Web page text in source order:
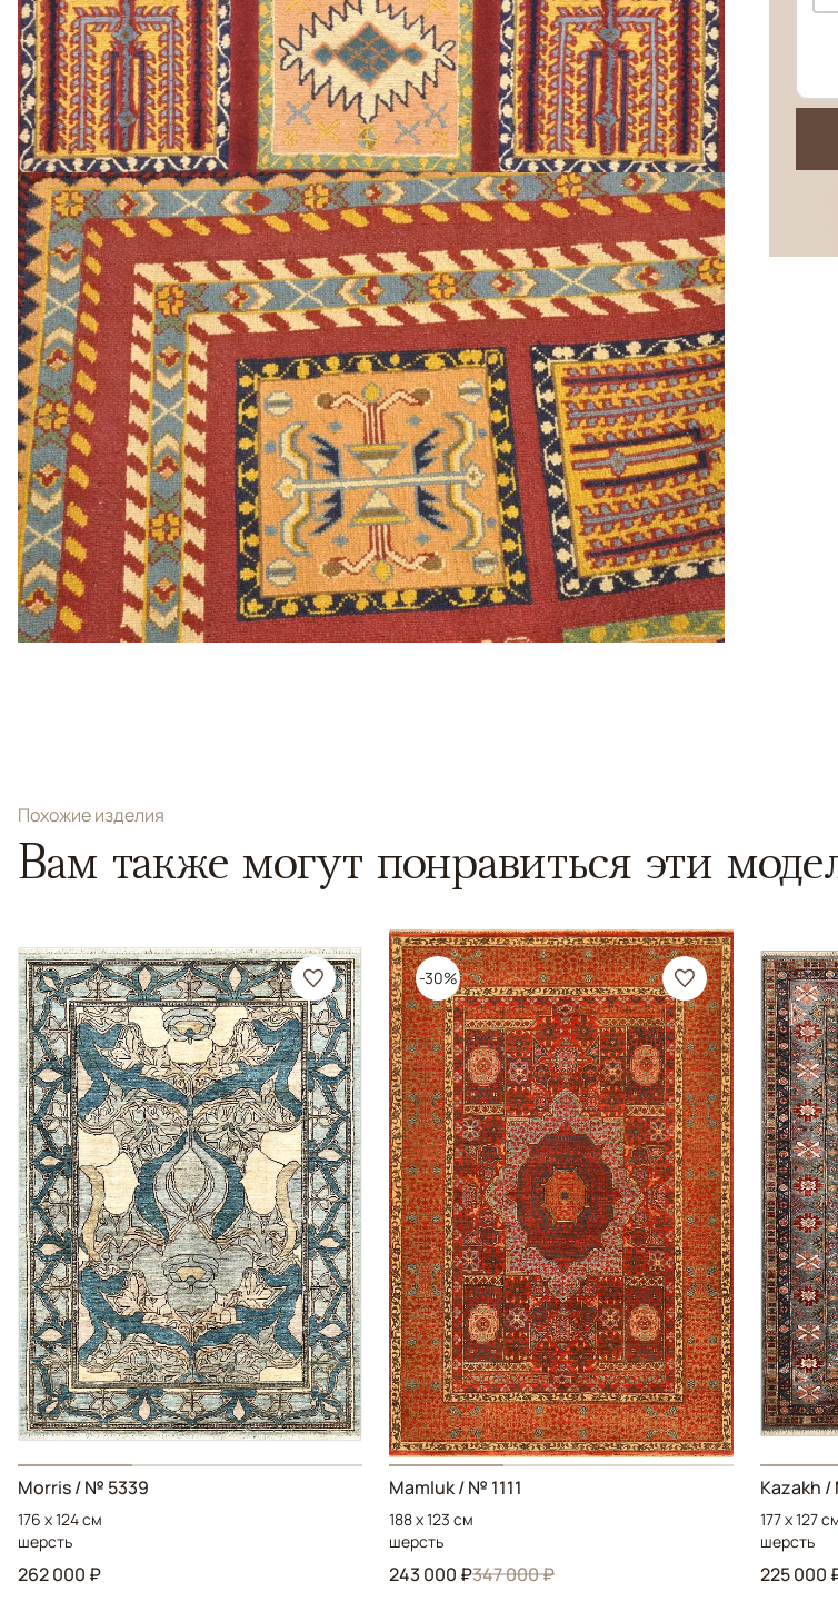
Похожие изделия
Вам также могут понравиться эти
Morris / № 5339
176 x 124 см
шерсть
262 000 ₽
-30%
Mamluk / № 1111
188 x 123 см
шерсть
243 000 ₽347 000 ₽
Kazakh
177 x 127
шерсть
225 000